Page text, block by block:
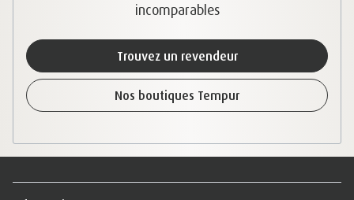
incomparables
Trouvez un revendeur
Nos boutiques Tempur